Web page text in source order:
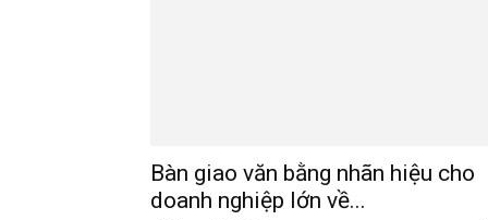
Bàn giao văn bằng nhãn hiệu cho
doanh nghiệp lớn về...